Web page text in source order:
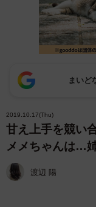
まいど
2019.10.17(Thu)
甘え上手を競い
メメちゃんは…
渡辺 陽